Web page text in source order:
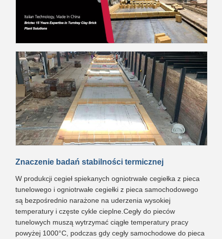
Znaczenie badań stabilności termicznej
W produkcji cegieł spiekanych ogniotrwałe cegiełka z pieca
tunelowego i ogniotrwałe cegiełki z pieca samochodowego
są bezpośrednio narażone na uderzenia wysokiej
temperatury i częste cykle cieplne.Cegły do pieców
tunelowych muszą wytrzymać ciągłe temperatury pracy
powyżej 1000°C, podczas gdy cegły samochodowe do pieca